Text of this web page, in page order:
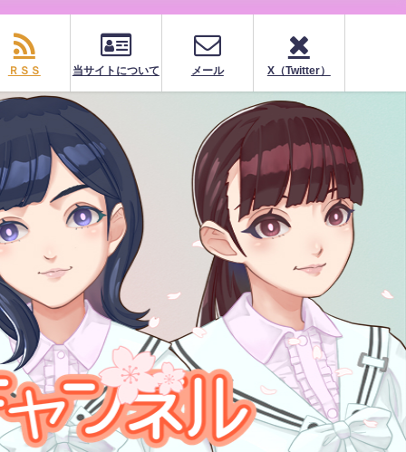
ＲＳＳ 当サイトについて メール X（Twitter）